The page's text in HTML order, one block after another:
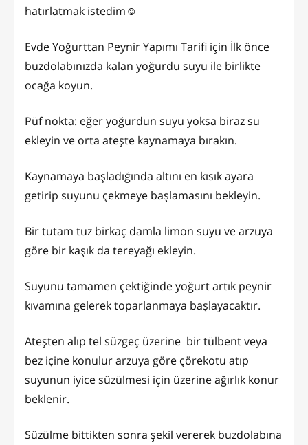
hatırlatmak istedim☺️
Evde Yoğurttan Peynir Yapımı Tarifi için İlk önce
buzdolabınızda kalan yoğurdu suyu ile birlikte
ocağa koyun.
Püf nokta: eğer yoğurdun suyu yoksa biraz su
ekleyin ve orta ateşte kaynamaya bırakın.
Kaynamaya başladığında altını en kısık ayara
getirip suyunu çekmeye başlamasını bekleyin.
Bir tutam tuz birkaç damla limon suyu ve arzuya
göre bir kaşık da tereyağı ekleyin.
Suyunu tamamen çektiğinde yoğurt artık peynir
kıvamına gelerek toparlanmaya başlayacaktır.
Ateşten alıp tel süzgeç üzerine bir tülbent veya
bez içine konulur arzuya göre çörekotu atıp
suyunun iyice süzülmesi için üzerine ağırlık konur
beklenir.
Süzülme bittikten sonra şekil vererek buzdolabına